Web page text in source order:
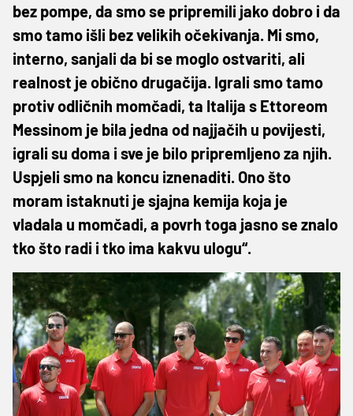
bez pompe, da smo se pripremili jako dobro i da
smo tamo išli bez velikih očekivanja. Mi smo,
interno, sanjali da bi se moglo ostvariti, ali
realnost je obično drugačija. Igrali smo tamo
protiv odličnih momčadi, ta Italija s Ettoreom
Messinom je bila jedna od najjačih u povijesti,
igrali su doma i sve je bilo pripremljeno za njih.
Uspjeli smo na koncu iznenaditi. Ono što
moram istaknuti je sjajna kemija koja je
vladala u momčadi, a povrh toga jasno se znalo
tko što radi i tko ima kakvu ulogu“.